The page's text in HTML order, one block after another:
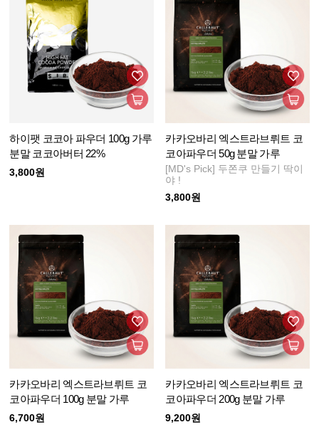
하이팻 코코아 파우더 100g 가루
분말 코코아버터 22%
3,800원
카카오바리 엑스트라브뤼트 코
코아파우더 50g 분말 가루
[MD's Pick] 두쫀쿠 만들기 딱이
야 !
3,800원
카카오바리 엑스트라브뤼트 코
코아파우더 100g 분말 가루
6,700원
카카오바리 엑스트라브뤼트 코
코아파우더 200g 분말 가루
9,200원